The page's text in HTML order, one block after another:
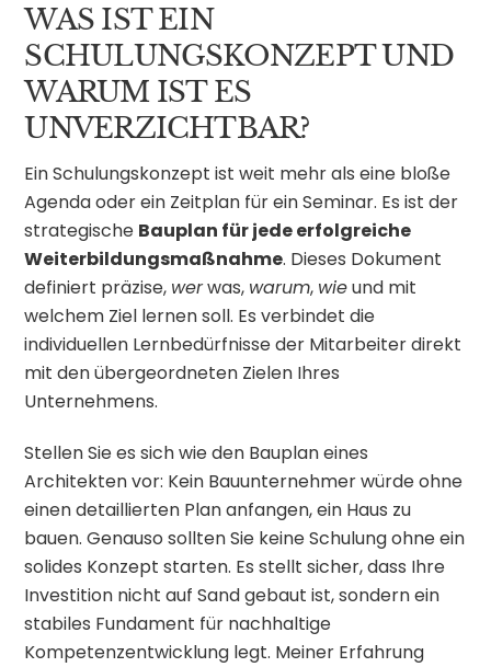
WAS IST EIN
SCHULUNGSKONZEPT UND
WARUM IST ES
UNVERZICHTBAR?
Ein Schulungskonzept ist weit mehr als eine bloße
Agenda oder ein Zeitplan für ein Seminar. Es ist der
strategische Bauplan für jede erfolgreiche
Weiterbildungsmaßnahme. Dieses Dokument
definiert präzise, werwas, warum, wieund mit
welchem Ziel lernen soll. Es verbindet die
individuellen Lernbedürfnisse der Mitarbeiter direkt
mit den übergeordneten Zielen Ihres
Unternehmens.
Stellen Sie es sich wie den Bauplan eines
Architekten vor: Kein Bauunternehmer würde ohne
einen detaillierten Plan anfangen, ein Haus zu
bauen. Genauso sollten Sie keine Schulung ohne ein
solides Konzept starten. Es stellt sicher, dass Ihre
Investition nicht auf Sand gebaut ist, sondern ein
stabiles Fundament für nachhaltige
Kompetenzentwicklung legt. Meiner Erfahrung